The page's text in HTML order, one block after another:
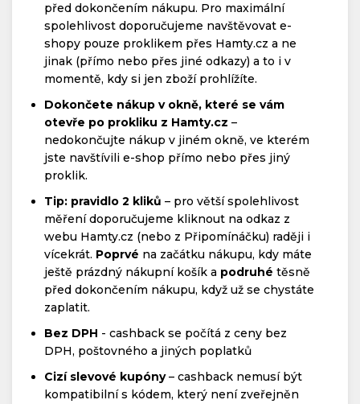
před dokončením nákupu. Pro maximální
spolehlivost doporučujeme navštěvovat e-
shopy pouze proklikem přes Hamty.cz a ne
jinak (přímo nebo přes jiné odkazy) a to i v
momentě, kdy si jen zboží prohlížíte.
Dokončete nákup v okně, které se vám
otevře po prokliku z Hamty.cz –
nedokončujte nákup v jiném okně, ve kterém
jste navštívili e-shop přímo nebo přes jiný
proklik.
Tip: pravidlo 2 kliků – pro větší spolehlivost
měření doporučujeme kliknout na odkaz z
webu Hamty.cz (nebo z Připomínáčku) raději i
vícekrát. Poprvé na začátku nákupu, kdy máte
ještě prázdný nákupní košík a podruhé těsně
před dokončením nákupu, když už se chystáte
zaplatit.
Bez DPH - cashback se počítá z ceny bez
DPH, poštovného a jiných poplatků
Cizí slevové kupóny– cashback nemusí být
kompatibilní s kódem, který není zveřejněn